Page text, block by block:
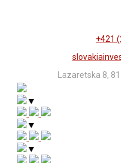
+421
Lazaretska 8,
▼
▼
▼